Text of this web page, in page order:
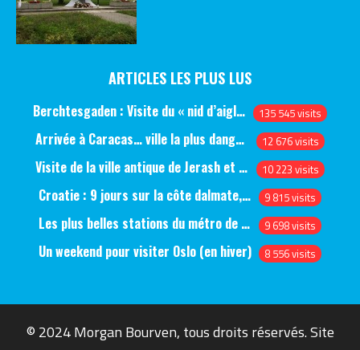
ARTICLES LES PLUS LUS
Berchtesgaden : Visite du « nid d’aigle » et des bunkers d’Hitler 135 545 visits
Arrivée à Caracas… ville la plus dangereuse du monde (jour 1) 12 676 visits
Visite de la ville antique de Jerash et du château d’Ajlun (jour 1) 10 223 visits
Croatie : 9 jours sur la côte dalmate, de Split à Dubrovnik, en passant par Hvar et Mjlet 9 815 visits
Les plus belles stations du métro de Saint-Pétersbourg 9 698 visits
Un weekend pour visiter Oslo (en hiver) 8 556 visits
© 2024 Morgan Bourven, tous droits réservés. Site